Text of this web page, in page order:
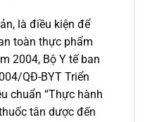
là điều kiện để
toàn thực phẩm
2004, Bộ Y tế ban
QĐ-BYT Triển
chuẩn “Thực hành
tân dược đến